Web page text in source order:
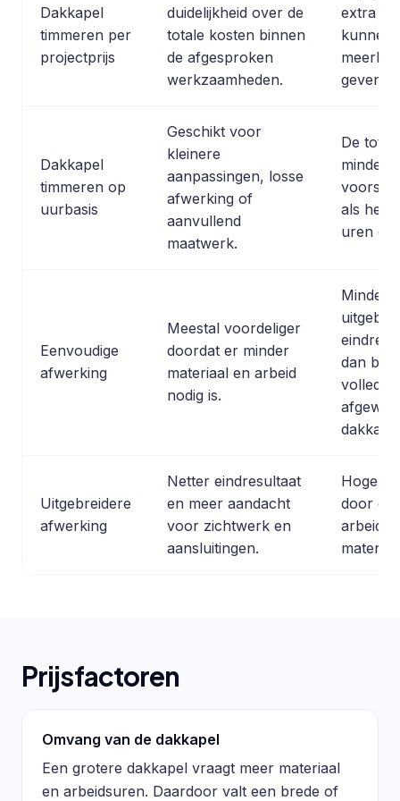
Dakkapel
timmeren per
projectprijs
duidelijkheid over de
totale kosten binnen
de afgesproken
werkzaamheden.
extra
kunnen
geven.
Dakkapel
timmeren op
uurbasis
Geschikt voor
kleinere
aanpassingen, losse
afwerking of
aanvullend
maatwerk.
De
minder
als het
uren
Eenvoudige
afwerking
Meestal voordeliger
doordat er minder
materiaal en arbeid
nodig is.
Minder
dan bij
volledig
Uitgebreidere
afwerking
Netter eindresultaat
en meer aandacht
voor zichtwerk en
aansluitingen.
Hogere
door
Prijsfactoren
Omvang van de dakkapel
Een grotere dakkapel vraagt meer materiaal
en arbeidsuren. Daardoor valt een brede of